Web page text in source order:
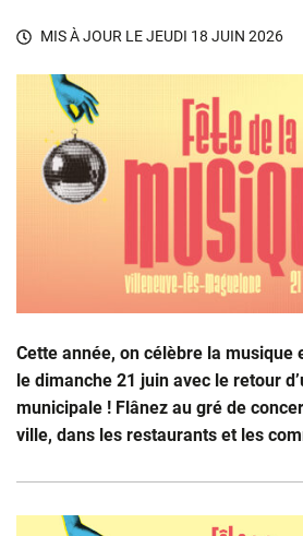
MIS À JOUR LEJEUDI 18 JUIN 2026
Cette année, on célèbre la musique
le dimanche 21 juin avec le retour
municipale ! Flânez au gré de
ville, dans les restaurants et les